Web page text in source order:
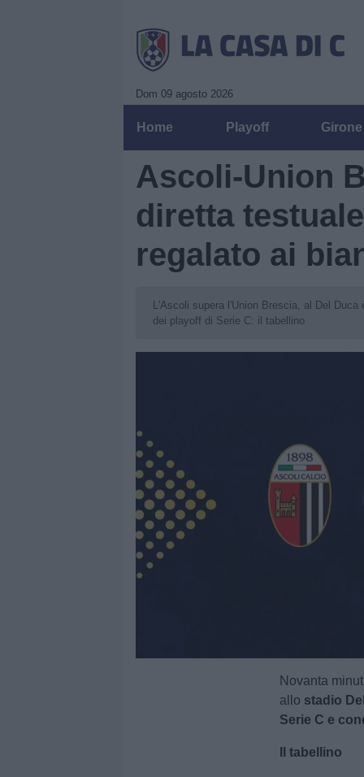
Dom 09 agosto 2026
Home Playoff Girone
Ascoli-Union
diretta
regalato ai
L'Ascoli supera l'Union Brescia, al Del
dei playoff di Serie C: il tabellino
Novanta
allo stadio
Serie C e
Il tabellino